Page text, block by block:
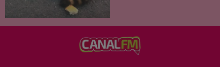
de lui porter secours part...